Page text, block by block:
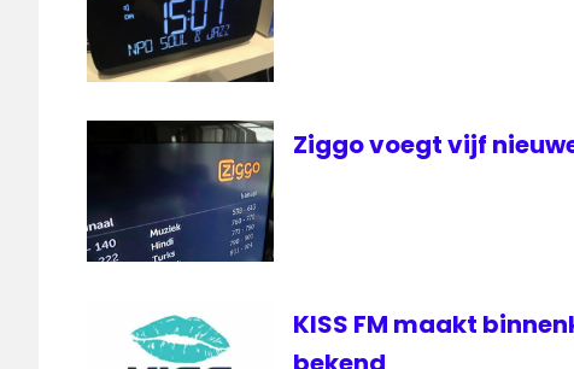
Ziggo voegt vijf
KISS FM maakt